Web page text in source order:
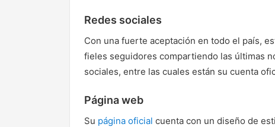
Redes sociales
Con una fuerte aceptación en todo el país,
fieles seguidores compartiendo las últimas
sociales, entre las cuales están su cuenta
Página web
Su página oficial cuenta con un diseño de